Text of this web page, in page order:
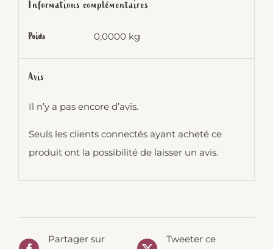
Frelin
Informations complémentaires
Poids 0,0000 kg
Avis
Il n’y a pas encore d’avis.
Seuls les clients connectés ayant acheté ce
produit ont la possibilité de laisser un avis.
Partager sur Tweeter ce